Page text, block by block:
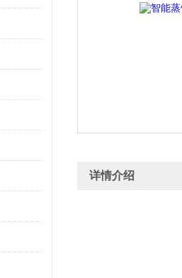
详情介绍